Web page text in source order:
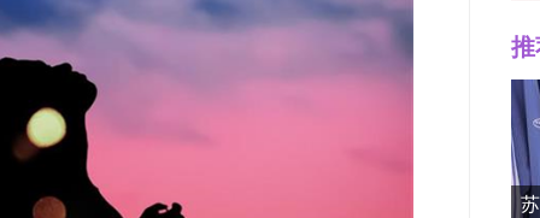
Miller
推